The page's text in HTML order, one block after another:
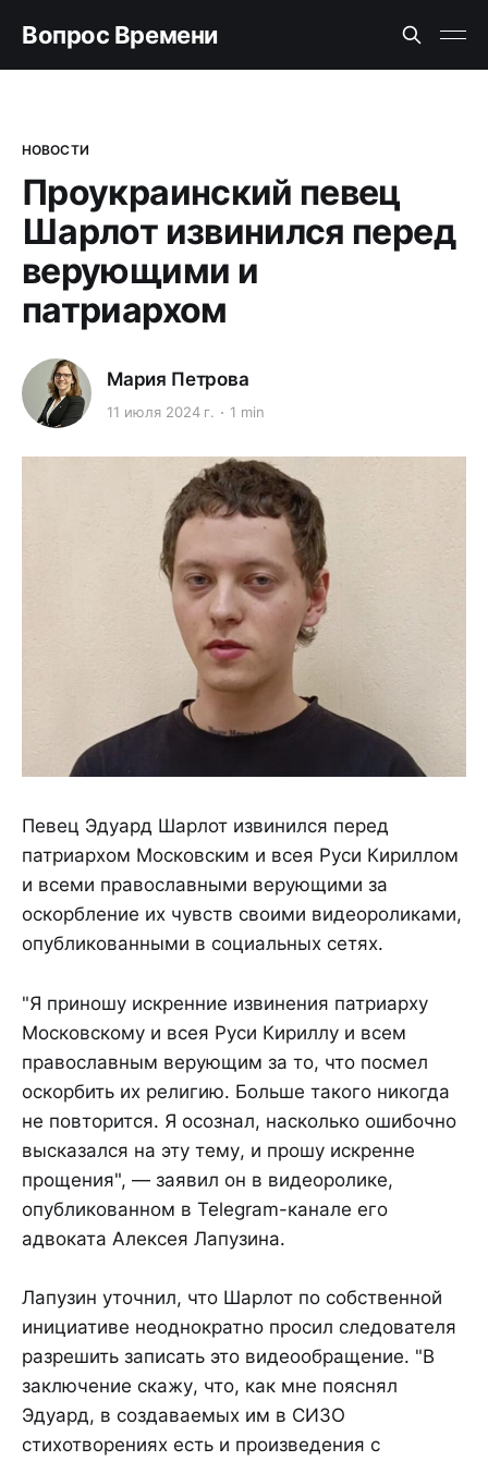
Вопрос Времени
НОВОСТИ
Проукраинский певец
Шарлот извинился перед
верующими и
патриархом
Мария Петрова
11 июля 2024 г. 1 min
Певец Эдуард Шарлот извинился перед
патриархом Московским и всея Руси Кириллом
и всеми православными верующими за
оскорбление их чувств своими видеороликами,
опубликованными в социальных сетях.
"Я приношу искренние извинения патриарху
Московскому и всея Руси Кириллу и всем
православным верующим за то, что посмел
оскорбить их религию. Больше такого никогда
не повторится. Я осознал, насколько ошибочно
высказался на эту тему, и прошу искренне
прощения", — заявил он в видеоролике,
опубликованном в Telegram-канале его
адвоката Алексея Лапузина.
Лапузин уточнил, что Шарлот по собственной
инициативе неоднократно просил следователя
разрешить записать это видеообращение. "В
заключение скажу, что, как мне пояснял
Эдуард, в создаваемых им в СИЗО
стихотворениях есть и произведения с